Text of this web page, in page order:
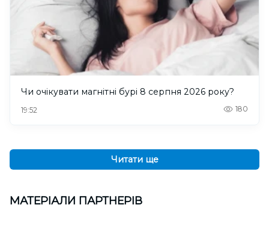
Чи очікувати магнітні бурі 8 серпня 2026 року?
19:52 180
Читати ще
МАТЕРІАЛИ ПАРТНЕРІВ